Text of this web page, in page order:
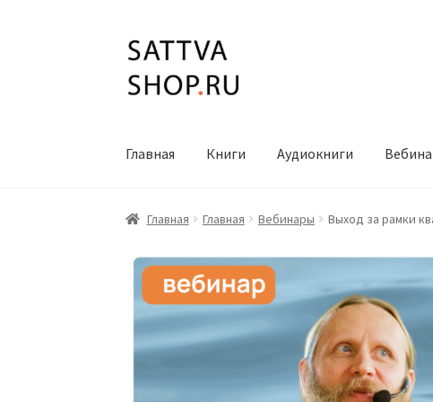
Перейти
навигации
Перейти
содержимому
Главная Книги Аудиокниги
Главная Главная Вебинары Выход за рамки